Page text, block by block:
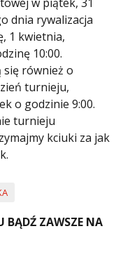
w piątek, 31
dnia rywalizacja
1 kwietnia,
10:00.
się również o
turnieju,
o godzinie 9:00.
turnieju
kciuki za jak
BĄDŹ ZAWSZE NA